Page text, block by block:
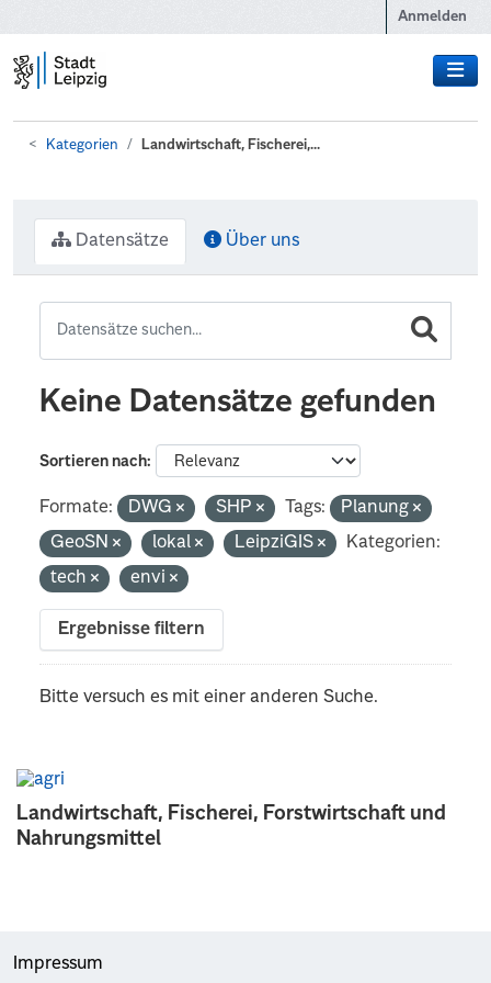
Anmelden
Kategorien Landwirtschaft, Fischerei,...
Landwirtschaft, Fischerei, Forstwirtschaft und
Nahrungsmittel
Datensätze Über uns
Keine Datensätze gefunden
Sortieren nach
Formate: DWG SHP Tags:
Planung
GeoSN
lokal LeipziGIS
Kategorien:
tech
envi
Ergebnisse filtern
Bitte versuch es mit einer anderen Suche.
Impressum